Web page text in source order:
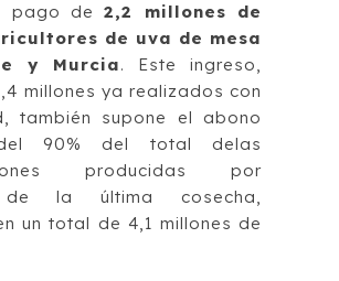
pago de2,2 millones de
de uva de mesa
y Murcia. Este ingreso,
millones ya realizados con
también supone el abono
90% del total delas
producidas por
de la última cosecha,
un total de 4,1 millones de